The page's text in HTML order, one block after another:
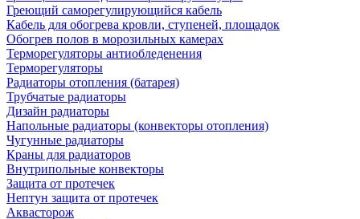
Греющий саморегулирующийся кабель
Кабель для обогрева кровли, ступеней, площадок
Обогрев полов в морозильных камерах
Терморегуляторы антиобледенения
Терморегуляторы
Радиаторы отопления (батарея)
Трубчатые радиаторы
Дизайн радиаторы
Напольные радиаторы (конвекторы отопления)
Чугунные радиаторы
Краны для радиаторов
Внутрипольные конвекторы
Защита от протечек
Нептун защита от протечек
Аквасторож